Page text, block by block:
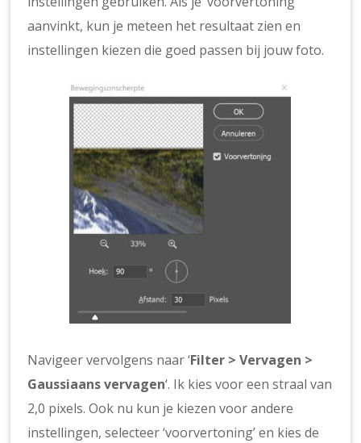
aanvinkt, kun je meteen het resultaat zien en
instellingen kiezen die goed passen bij jouw foto.
Navigeer vervolgens naar ‘Filter > Vervagen >
Gaussiaans vervagen‘. Ik kies voor een straal van
2,0 pixels. Ook nu kun je kiezen voor andere
instellingen, selecteer ‘voorvertoning’ en kies de